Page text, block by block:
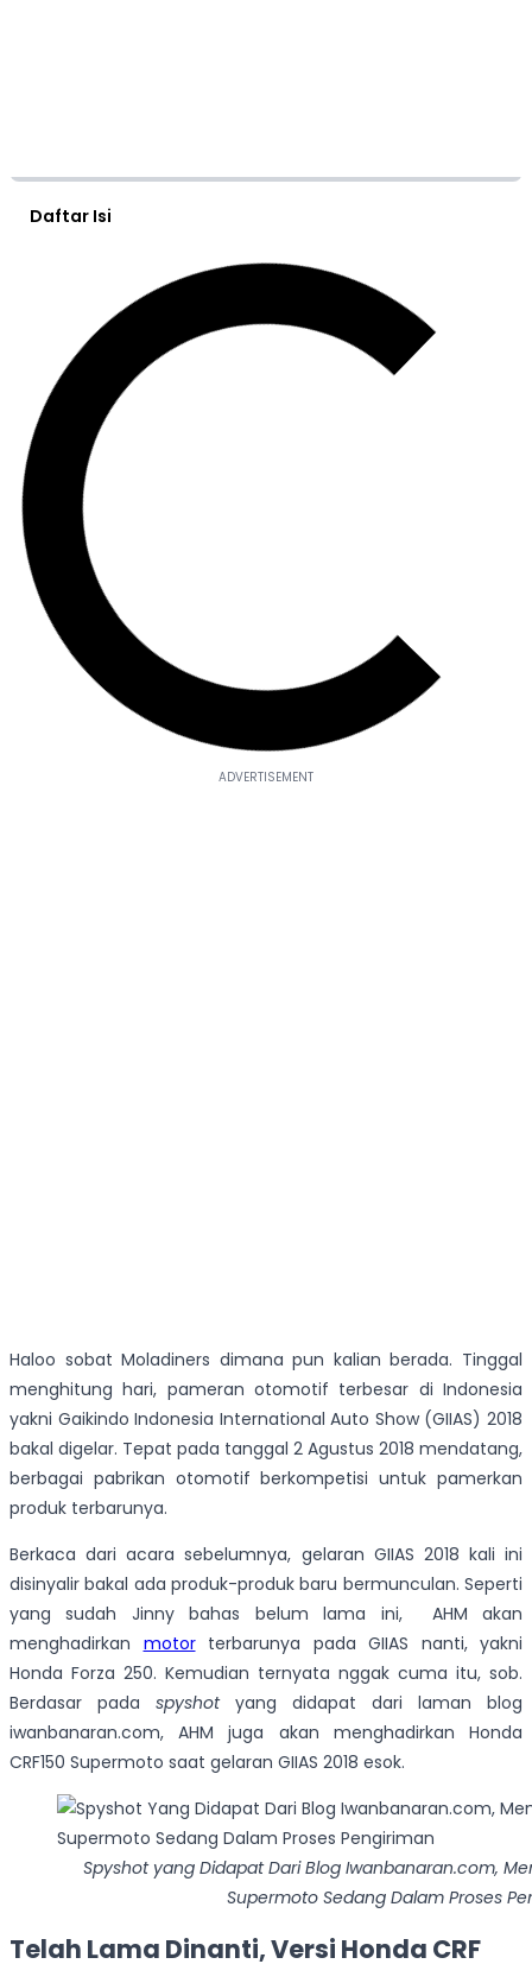
Daftar Isi
Haloo sobat Moladiners dimana pun kalian berada. Tinggal
menghitung hari, pameran otomotif terbesar di Indonesia
yakni Gaikindo Indonesia International Auto Show (GIIAS) 2018
bakal digelar. Tepat pada tanggal 2 Agustus 2018 mendatang,
berbagai pabrikan otomotif berkompetisi untuk pamerkan
produk terbarunya.
Berkaca dari acara sebelumnya, gelaran GIIAS 2018 kali ini
disinyalir bakal ada produk-produk baru bermunculan. Seperti
yang sudah Jinny bahas belum lama ini, AHM akan
menghadirkan motorterbarunya pada GIIAS nanti, yakni
Honda Forza 250. Kemudian ternyata nggak cuma itu, sob.
Berdasar pada spyshot yang didapat dari laman blog
iwanbanaran.com, AHM juga akan menghadirkan Honda
CRF150 Supermoto saat gelaran GIIAS 2018 esok.
Spyshot yang Didapat Dari Blog Iwanbanaran.com,
Supermoto Sedang Dalam Proses
Telah Lama Dinanti, Versi Honda CRF